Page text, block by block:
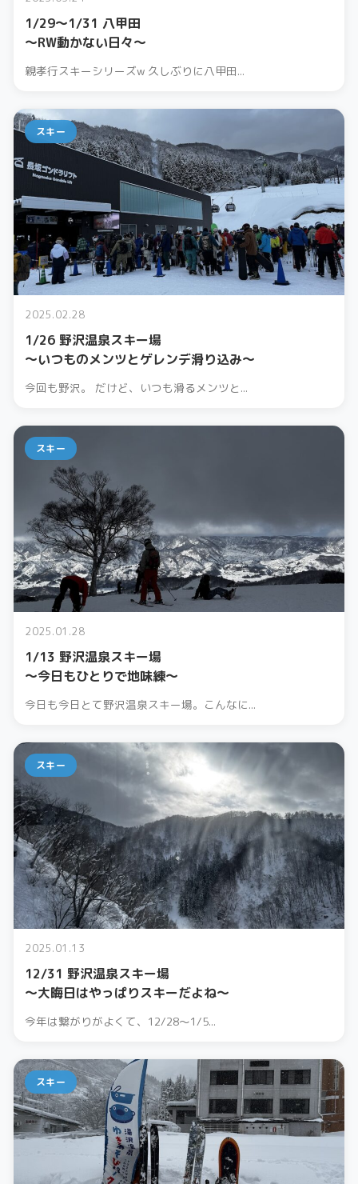
1/29〜1/31 八甲田
〜RW動かない日々〜
親孝行スキーシリーズw 久しぶりに八甲田...
スキー
2025.02.28
1/26 野沢温泉スキー場
〜いつものメンツとゲレンデ滑り込み〜
今回も野沢。 だけど、いつも滑るメンツと...
スキー
2025.01.28
1/13 野沢温泉スキー場
〜今日もひとりで地味練〜
今日も今日とて野沢温泉スキー場。こんなに...
スキー
2025.01.13
12/31 野沢温泉スキー場
〜大晦日はやっぱりスキーだよね〜
今年は繋がりがよくて、12/28〜1/5...
スキー